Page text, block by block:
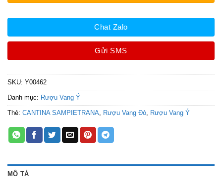
Chat Zalo
Gửi SMS
SKU: Y00462
Danh mục: Rượu Vang Ý
Thẻ: CANTINA SAMPIETRANA, Rượu Vang Đỏ, Rượu Vang Ý
MÔ TẢ